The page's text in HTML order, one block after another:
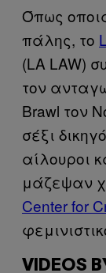
Όπως
πάλης, το
(LA LAW)
τον
Brawl τον
σέξι
αίλουροι
μάζεψαν
Center for
VIDEOS